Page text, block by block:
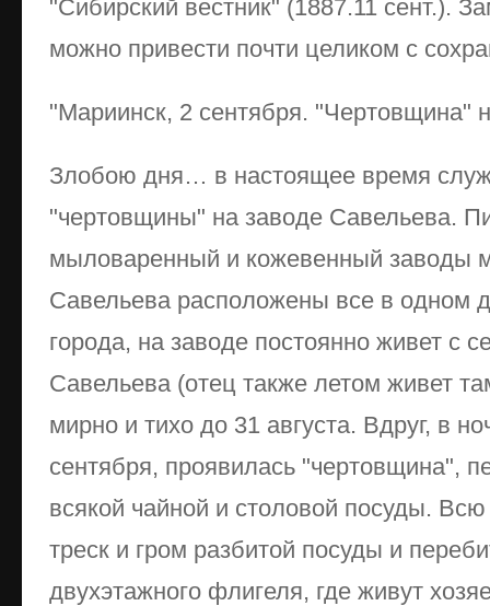
"Сибирский вестник" (1887.11 сент.).
можно привести почти целиком с
"Мариинск, 2 сентября. "Чертовщина"
Злобою дня… в настоящее время
"чертовщины" на заводе Савельева.
мыловаренный и кожевенный заводы
Савельева расположены все в одном
города, на заводе постоянно живет с
Савельева (отец также летом живет
мирно и тихо до 31 августа. Вдруг, в
сентября, проявилась "чертовщина",
всякой чайной и столовой посуды.
треск и гром разбитой посуды и
двухэтажного флигеля, где живут